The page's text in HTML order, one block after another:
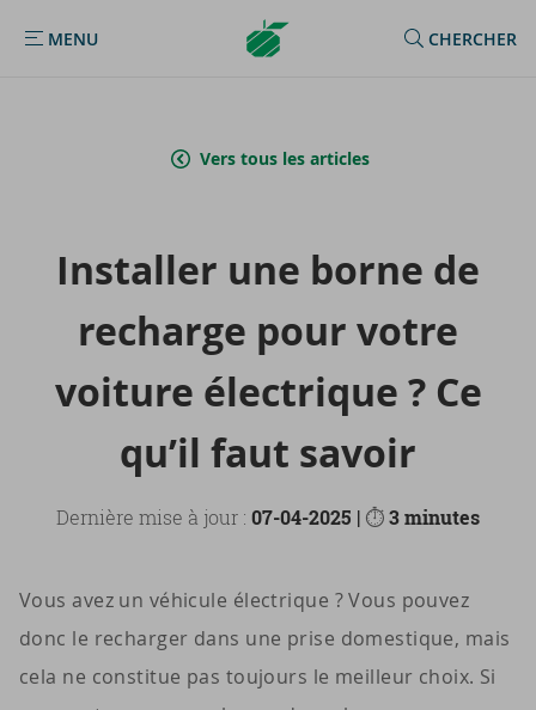
MENU
MENU
Argenta
Homepage
CHERCHER
Vers tous les articles
Ins­tal­ler une borne de
re­charge pour votre
voi­ture élec­trique ? Ce
qu’il faut sa­voir
Dernière mise à jour : 07-04-2025 | ⏱3 minutes
Vous avez un véhicule électrique ? Vous pouvez
donc le recharger dans une prise domestique, mais
cela ne constitue pas toujours le meilleur choix. Si